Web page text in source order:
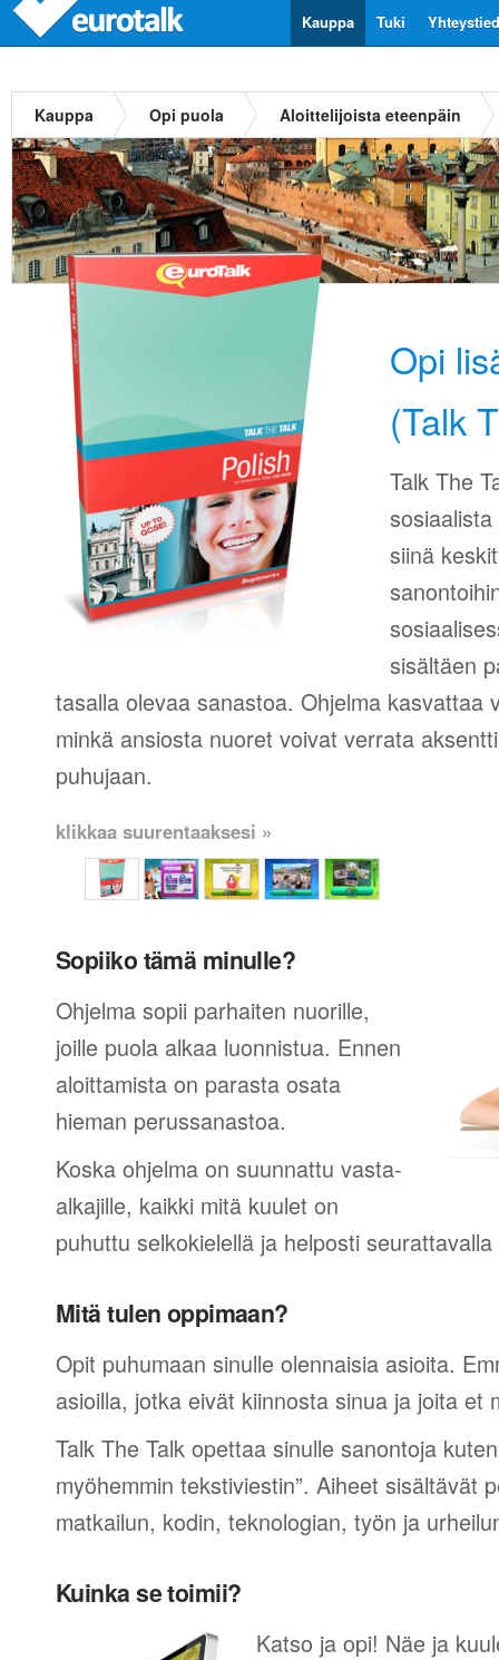
Tuki
Kauppa
Kauppa Opi puola Aloittelijoista eteenpäin
Opi
(Talk
Talk The
siinä
sisältäen
tasalla olevaa sanastoa. Ohjelma kasvattaa
minkä ansiosta nuoret voivat verrata
puhujaan.
klikkaa suurentaaksesi »
Sopiiko tämä minulle?
Ohjelma sopii parhaiten nuorille,
joille puola alkaa luonnistua. Ennen
aloittamista on parasta osata
hieman perussanastoa.
Koska ohjelma on suunnattu vasta-
alkajille, kaikki mitä kuulet on
puhuttu selkokielellä ja helposti
Mitä tulen oppimaan?
Opit puhumaan sinulle olennaisia asioita.
asioilla, jotka eivät kiinnosta sinua ja joita et
Talk The Talk opettaa sinulle sanontoja
myöhemmin tekstiviestin”. Aiheet sisältävät
matkailun, kodin, teknologian, työn ja
Kuinka se toimii?
Katso ja opi! Näe ja